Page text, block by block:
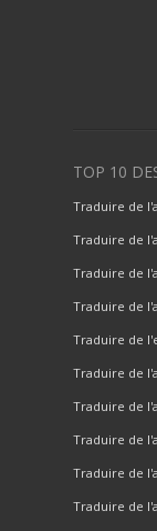
TOP 10
Traduire de
Traduire de
Traduire de
Traduire de
Traduire de
Traduire de
Traduire de
Traduire de
Traduire de
Traduire de